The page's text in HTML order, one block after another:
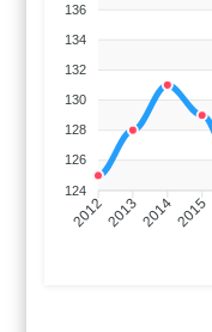
136
134
132
130
128
126
124
2012201320142015